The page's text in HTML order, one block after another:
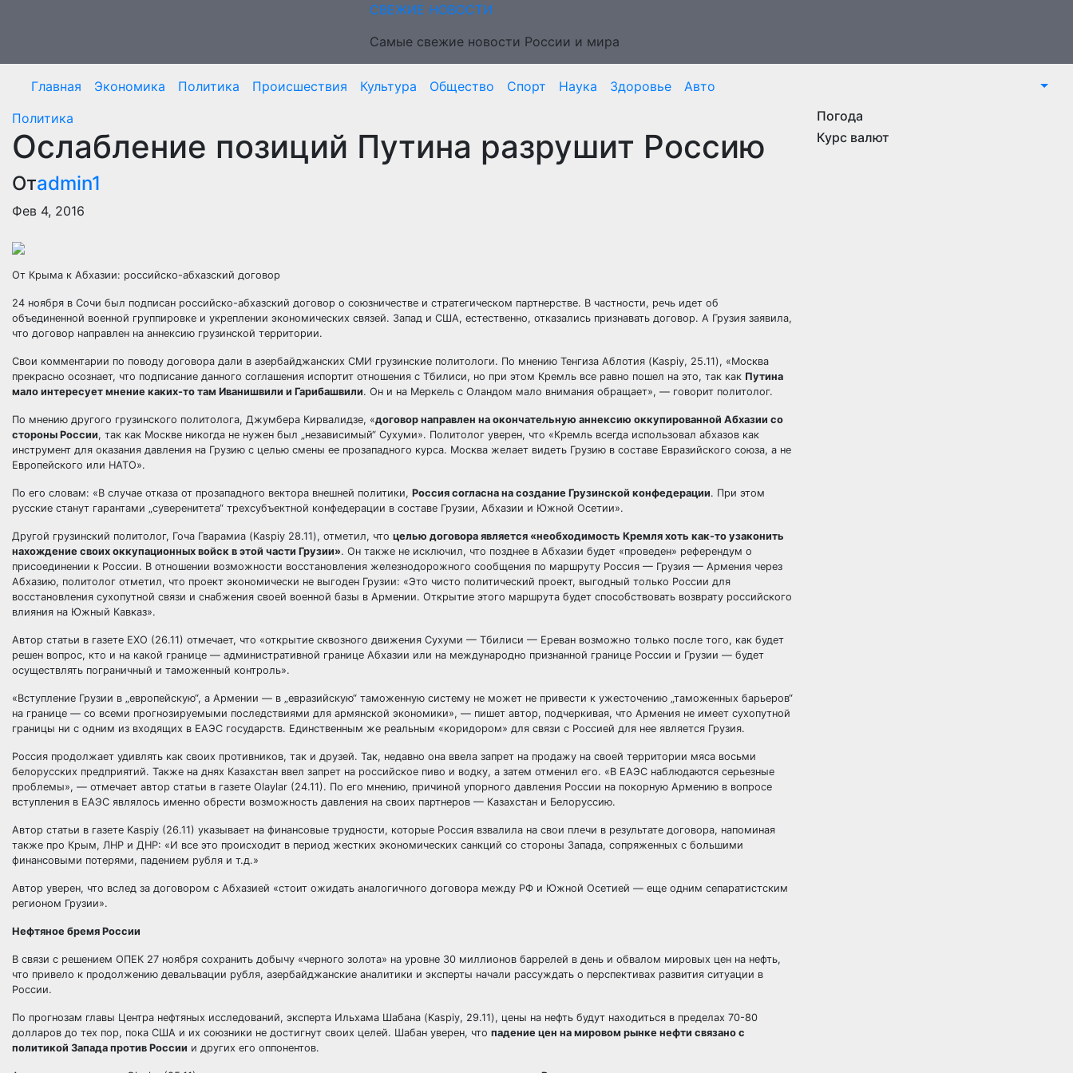
СВЕЖИЕ НОВОСТИ
Самые свежие новости России и мира
Главная Экономика Политика Происшествия Культура Общество Спорт Наука Здоровье
Авто
Политика
Ослабление позиций Путина разрушит Россию
Отadmin1
Фев 4, 2016
От Крыма к Абхазии: российско-абхазский договор
24 ноября в Сочи был подписан российско-абхазский договор о союзничестве и стратегическом партнерстве. В частности, речь идет об
объединенной военной группировке и укреплении экономических связей. Запад и США, естественно, отказались признавать договор. А Грузия заявила,
что договор направлен на аннексию грузинской территории.
Свои комментарии по поводу договора дали в азербайджанских СМИ грузинские политологи. По мнению Тенгиза Аблотия (Kaspiy, 25.11), «Москва
прекрасно осознает, что подписание данного соглашения испортит отношения с Тбилиси, но при этом Кремль все равно пошел на это, так как Путина
мало интересует мнение каких-то там Иванишвили и Гарибашвили. Он и на Меркель с Оландом мало внимания обращает», — говорит политолог.
По мнению другого грузинского политолога, Джумбера Кирвалидзе, «договор направлен на окончательную аннексию оккупированной Абхазии со
стороны России, так как Москве никогда не нужен был „независимый“ Сухуми». Политолог уверен, что «Кремль всегда использовал абхазов как
инструмент для оказания давления на Грузию с целью смены ее прозападного курса. Москва желает видеть Грузию в составе Евразийского союза, а не
Европейского или НАТО».
По его словам: «В случае отказа от прозападного вектора внешней политики, Россия согласна на создание Грузинской конфедерации. При этом
русские станут гарантами „суверенитета“ трехсубъектной конфедерации в составе Грузии, Абхазии и Южной Осетии».
Другой грузинский политолог, Гоча Гварамиа (Kaspiy 28.11), отметил, что целью договора является «необходимость Кремля хоть как-то узаконить
нахождение своих оккупационных войск в этой части Грузии». Он также не исключил, что позднее в Абхазии будет «проведен» референдум о
присоединении к России. В отношении возможности восстановления железнодорожного сообщения по маршруту Россия — Грузия — Армения через
Абхазию, политолог отметил, что проект экономически не выгоден Грузии: «Это чисто политический проект, выгодный только России для
восстановления сухопутной связи и снабжения своей военной базы в Армении. Открытие этого маршрута будет способствовать возврату российского
влияния на Южный Кавказ».
Автор статьи в газете EXO (26.11) отмечает, что «открытие сквозного движения Сухуми — Тбилиси — Ереван возможно только после того, как будет
решен вопрос, кто и на какой границе — административной границе Абхазии или на международно признанной границе России и Грузии — будет
осуществлять пограничный и таможенный контроль».
«Вступление Грузии в „европейскую“, а Армении — в „евразийскую“ таможенную систему не может не привести к ужесточению „таможенных барьеров“
на границе — со всеми прогнозируемыми последствиями для армянской экономики», — пишет автор, подчеркивая, что Армения не имеет сухопутной
границы ни с одним из входящих в ЕАЭС государств. Единственным же реальным «коридором» для связи с Россией для нее является Грузия.
Россия продолжает удивлять как своих противников, так и друзей. Так, недавно она ввела запрет на продажу на своей территории мяса восьми
белорусских предприятий. Также на днях Казахстан ввел запрет на российское пиво и водку, а затем отменил его. «В ЕАЭС наблюдаются серьезные
проблемы», — отмечает автор статьи в газете Olaylar (24.11). По его мнению, причиной упорного давления России на покорную Армению в вопросе
вступления в ЕАЭС являлось именно обрести возможность давления на своих партнеров — Казахстан и Белоруссию.
Автор статьи в газете Kaspiy (26.11) указывает на финансовые трудности, которые Россия взвалила на свои плечи в результате договора, напоминая
также про Крым, ЛНР и ДНР: «И все это происходит в период жестких экономических санкций со стороны Запада, сопряженных с большими
финансовыми потерями, падением рубля и т.д.»
Автор уверен, что вслед за договором с Абхазией «стоит ожидать аналогичного договора между РФ и Южной Осетией — еще одним сепаратистским
регионом Грузии».
Нефтяное бремя России
В связи с решением ОПЕК 27 ноября сохранить добычу «черного золота» на уровне 30 миллионов баррелей в день и обвалом мировых цен на нефть,
что привело к продолжению девальвации рубля, азербайджанские аналитики и эксперты начали рассуждать о перспективах развития ситуации в
России.
По прогнозам главы Центра нефтяных исследований, эксперта Ильхама Шабана (Kaspiy, 29.11), цены на нефть будут находиться в пределах 70-80
долларов до тех пор, пока США и их союзники не достигнут своих целей. Шабан уверен, что падение цен на мировом рынке нефти связано с
политикой Запада против России и других его оппонентов.
Погода
Курс валют